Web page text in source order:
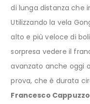
di lunga distanza che
Utilizzando la vela
alto e più veloce di
sorpresa vedere il
avanzato anche oggi
prova, che è durata
Francesco Cappuzzo